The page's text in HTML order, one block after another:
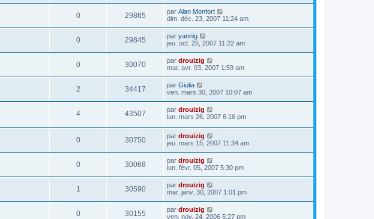
0 29865 par Alan Monfort
dim. déc. 23, 2007 11:24 am
0 29845 par yannig
jeu. oct. 25, 2007 11:22 am
0 30070 par drouizig
mar. avr. 03, 2007 1:59 am
2 34417 par Giulia
ven. mars 30, 2007 10:07 am
4 43507 par drouizig
lun. mars 26, 2007 6:16 pm
0 30750 par drouizig
jeu. mars 15, 2007 11:34 am
0 30068 par drouizig
lun. févr. 05, 2007 5:30 pm
1 30590 par drouizig
mar. janv. 30, 2007 1:01 pm
0 30155 par drouizig
ven. nov. 24, 2006 5:27 pm